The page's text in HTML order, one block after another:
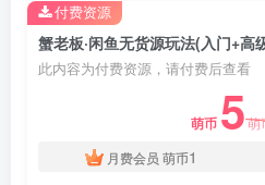
此内容为付费资源，请付费后查看
萌币 5萌
月费会员 萌币1
付费资源